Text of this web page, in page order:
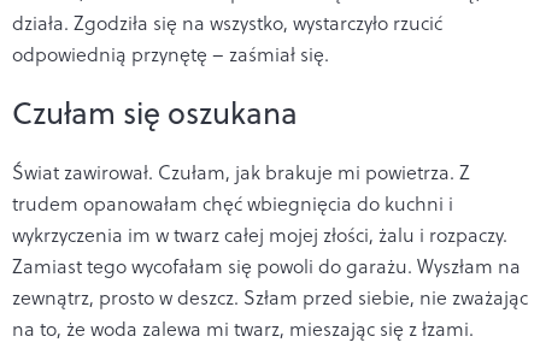
działa. Zgodziła się na wszystko, wystarczyło rzucić
odpowiednią przynętę – zaśmiał się.
Czułam się oszukana
Świat zawirował. Czułam, jak brakuje mi powietrza. Z
trudem opanowałam chęć wbiegnięcia do kuchni i
wykrzyczenia im w twarz całej mojej złości, żalu i rozpaczy.
Zamiast tego wycofałam się powoli do garażu. Wyszłam na
zewnątrz, prosto w deszcz. Szłam przed siebie, nie zważając
na to, że woda zalewa mi twarz, mieszając się z łzami.